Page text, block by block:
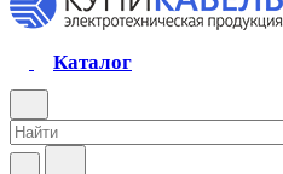
Каталог